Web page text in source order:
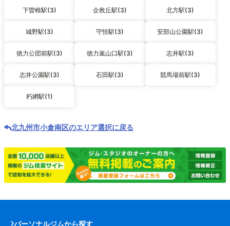
下曽根駅(3) 企救丘駅(3) 北方駅(3)
城野駅(3) 守恒駅(3) 安部山公園駅(3)
徳力公団前駅(3) 徳力嵐山口駅(3) 志井駅(3)
志井公園駅(3) 石田駅(3) 競馬場前駅(3)
朽網駅(1)
北九州市小倉南区のエリア選択に戻る
パーソナルジムから探す